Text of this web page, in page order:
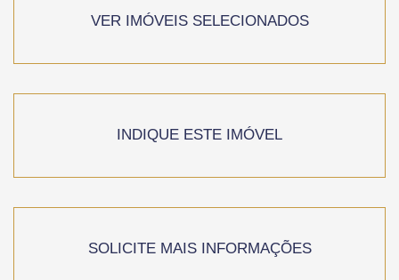
VER IMÓVEIS SELECIONADOS
INDIQUE ESTE IMÓVEL
SOLICITE MAIS INFORMAÇÕES